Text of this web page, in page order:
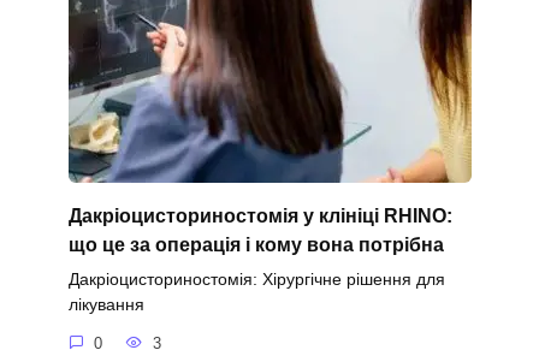
Дакріоцисториностомія у клініці RHINO:
що це за операція і кому вона потрібна
Дакріоцисториностомія: Хірургічне рішення для
лікування
0 3